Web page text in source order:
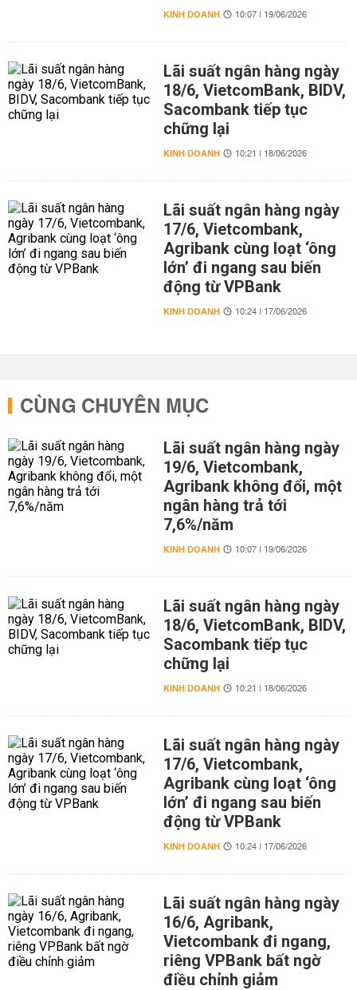
KINH DOANH 10:07 | 19/06/2026
Lãi suất ngân hàng ngày
18/6, VietcomBank, BIDV,
Sacombank tiếp tục
chững lại
KINH DOANH 10:21 | 18/06/2026
Lãi suất ngân hàng ngày
17/6, Vietcombank,
Agribank cùng loạt ‘ông
lớn’ đi ngang sau biến
động từ VPBank
KINH DOANH 10:24 | 17/06/2026
CÙNG CHUYÊN MỤC
Lãi suất ngân hàng ngày
19/6, Vietcombank,
Agribank không đổi, một
ngân hàng trả tới
7,6%/năm
KINH DOANH 10:07 | 19/06/2026
Lãi suất ngân hàng ngày
18/6, VietcomBank, BIDV,
Sacombank tiếp tục
chững lại
KINH DOANH 10:21 | 18/06/2026
Lãi suất ngân hàng ngày
17/6, Vietcombank,
Agribank cùng loạt ‘ông
lớn’ đi ngang sau biến
động từ VPBank
KINH DOANH 10:24 | 17/06/2026
Lãi suất ngân hàng ngày
16/6, Agribank,
Vietcombank đi ngang,
riêng VPBank bất ngờ
điều chỉnh giảm